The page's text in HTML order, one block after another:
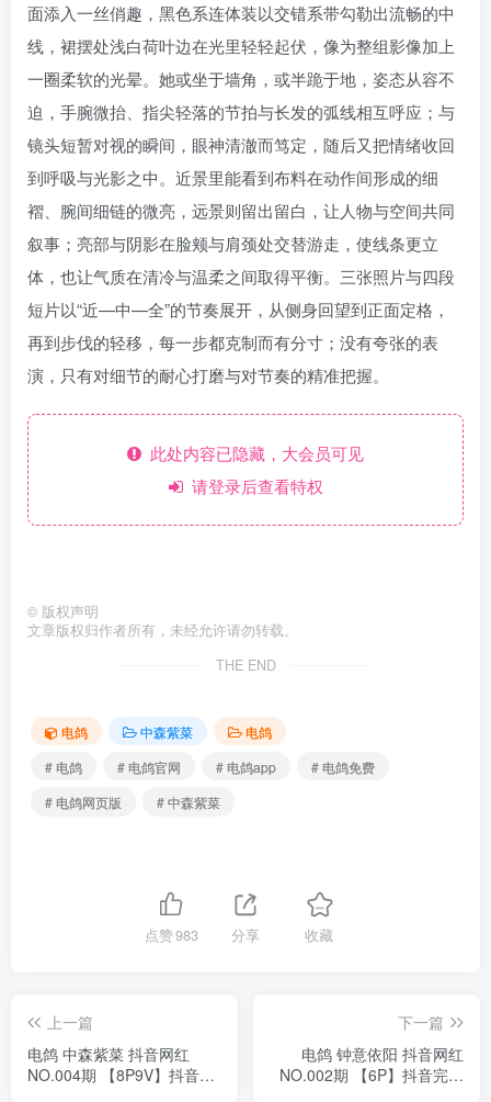
面添入一丝俏趣，黑色系连体装以交错系带勾勒出流畅的中
线，裙摆处浅白荷叶边在光里轻轻起伏，像为整组影像加上
一圈柔软的光晕。她或坐于墙角，或半跪于地，姿态从容不
迫，手腕微抬、指尖轻落的节拍与长发的弧线相互呼应；与
镜头短暂对视的瞬间，眼神清澈而笃定，随后又把情绪收回
到呼吸与光影之中。近景里能看到布料在动作间形成的细
褶、腕间细链的微亮，远景则留出留白，让人物与空间共同
叙事；亮部与阴影在脸颊与肩颈处交替游走，使线条更立
体，也让气质在清冷与温柔之间取得平衡。三张照片与四段
短片以“近—中—全”的节奏展开，从侧身回望到正面定格，
再到步伐的轻移，每一步都克制而有分寸；没有夸张的表
演，只有对细节的耐心打磨与对节奏的精准把握。
此处内容已隐藏，大会员可见
请登录后查看特权
© 版权声明
文章版权归作者所有，未经允许请勿转载。
THE END
电鸽 中森紫菜
电鸽
# 电鸽
# 电鸽官网 # 电鸽app
# 电鸽免费
# 电鸽网页版
# 中森紫菜
点赞983 分享 收藏
上一篇
电鸽 中森紫菜 抖音网红
NO.004期 【8P9V】抖音完
下一篇
电鸽 钟意依阳 抖音网红
NO.002期 【6P】抖音完整